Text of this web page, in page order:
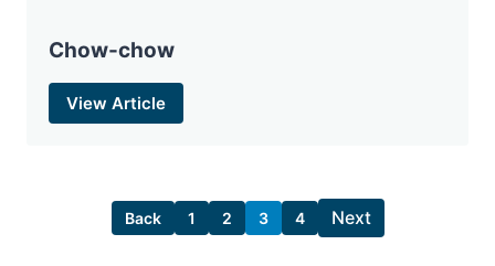
Chow-chow
View Article
Back 1 2 3 4 Next